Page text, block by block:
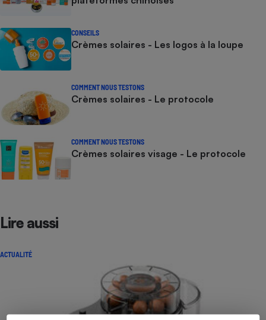
CONSEILS
Crèmes solaires - Les logos à la loupe
COMMENT NOUS TESTONS
Crèmes solaires - Le protocole
COMMENT NOUS TESTONS
Crèmes solaires visage - Le protocole
Lire aussi
ACTUALITÉ